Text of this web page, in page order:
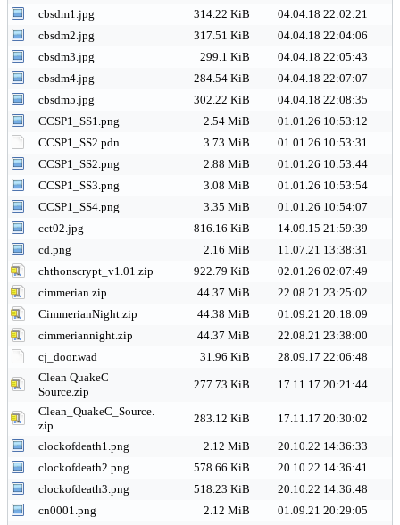
cbsdm1.jpg
314.22 KiB
04.04.18 22:02:21
cbsdm2.jpg
317.51 KiB
04.04.18 22:04:06
cbsdm3.jpg
299.1 KiB
04.04.18 22:05:43
cbsdm4.jpg
284.54 KiB
04.04.18 22:07:07
cbsdm5.jpg
302.22 KiB
04.04.18 22:08:35
CCSP1_SS1.png
2.54 MiB
01.01.26 10:53:12
CCSP1_SS2.pdn
3.73 MiB
01.01.26 10:53:31
CCSP1_SS2.png
2.88 MiB
01.01.26 10:53:44
CCSP1_SS3.png
3.08 MiB
01.01.26 10:53:54
CCSP1_SS4.png
3.35 MiB
01.01.26 10:54:07
cct02.jpg
816.16 KiB
14.09.15 21:59:39
cd.png
2.16 MiB
11.07.21 13:38:31
chthonscrypt_v1.01.zip
922.79 KiB
02.01.26 02:07:49
cimmerian.zip
44.37 MiB
22.08.21 23:25:02
CimmerianNight.zip
44.38 MiB
01.09.21 20:18:09
cimmeriannight.zip
44.37 MiB
22.08.21 23:38:00
cj_door.wad
31.96 KiB
28.09.17 22:06:48
Clean QuakeC
Source.zip
277.73 KiB
17.11.17 20:21:44
Clean_QuakeC_Source.
zip
283.12 KiB 17.11.17 20:30:02
clockofdeath1.png 2.12 MiB
20.10.22 14:36:33
clockofdeath2.png
578.66 KiB
20.10.22 14:36:41
clockofdeath3.png
518.23 KiB
20.10.22 14:36:48
cn0001.png
2.12 MiB 01.09.21 20:29:05